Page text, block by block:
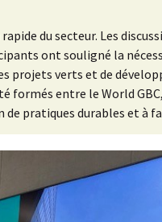
du secteur. Les
ont souligné la
projets verts et de
entre le World
pratiques durables et à